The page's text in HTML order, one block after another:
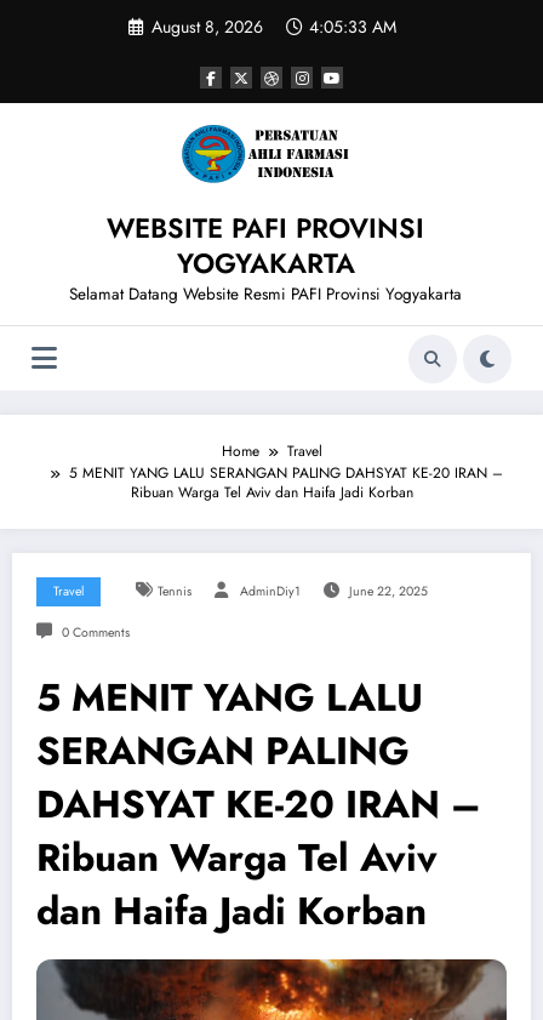
August 8, 2026 4:05:34 AM
WEBSITE PAFI PROVINSI
YOGYAKARTA
Selamat Datang Website Resmi PAFI Provinsi Yogyakarta
Home
Travel
5 MENIT YANG LALU SERANGAN PALING DAHSYAT KE-20 IRAN –
Ribuan Warga Tel Aviv dan Haifa Jadi Korban
Travel Tennis AdminDiy1 June 22, 2025
0 Comments
5 MENIT YANG LALU
SERANGAN PALING
DAHSYAT KE-20 IRAN –
Ribuan Warga Tel Aviv
dan Haifa Jadi Korban